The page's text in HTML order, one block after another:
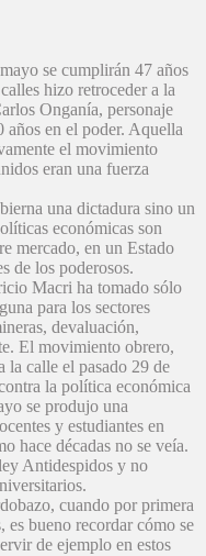
se cumplirán 47 años
hizo retroceder a la
Onganía, personaje
años en el poder. Aquella
el movimiento
eran una fuerza
una dictadura sino un
económicas son
mercado, en un Estado
de los poderosos.
Macri ha tomado sólo
para los sectores
devaluación,
El movimiento obrero,
la calle el pasado 29 de
la política económica
se produjo una
y estudiantes en
hace décadas no se veía.
Antidespidos y no
cuando por primera
es bueno recordar cómo se
de ejemplo en estos